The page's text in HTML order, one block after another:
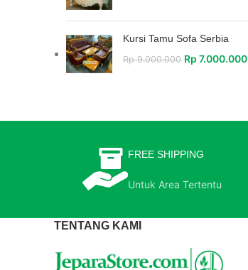
Kursi Tamu Sofa Serbia
Rp9.000.000 Rp 7.000.000
FREE SHIPPING
Untuk Area Tertentu
TENTANG KAMI